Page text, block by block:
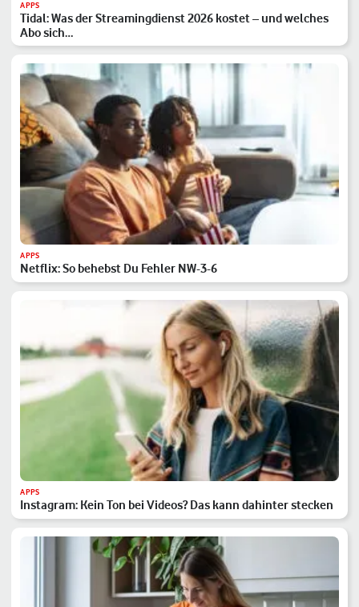
APPS
Tidal: Was der Streamingdienst 2026 kostet – und welches
Abo sich…
APPS
Netflix: So behebst Du Fehler NW-3-6
APPS
Instagram: Kein Ton bei Videos? Das kann dahinter stecken